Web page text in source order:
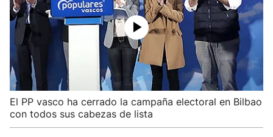
El PP vasco ha cerrado la campaña electoral en Bilbao
con todos sus cabezas de lista